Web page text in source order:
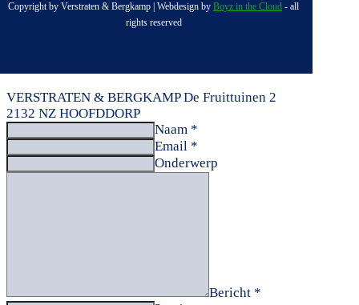
Copyright by Verstraten & Bergkamp | Webdesign byBoyz in the Cloud - all
rights reserved
VERSTRATEN & BERGKAMP De Fruittuinen 2
2132 NZ HOOFDDORP
Naam *
Email *
Onderwerp
Bericht *